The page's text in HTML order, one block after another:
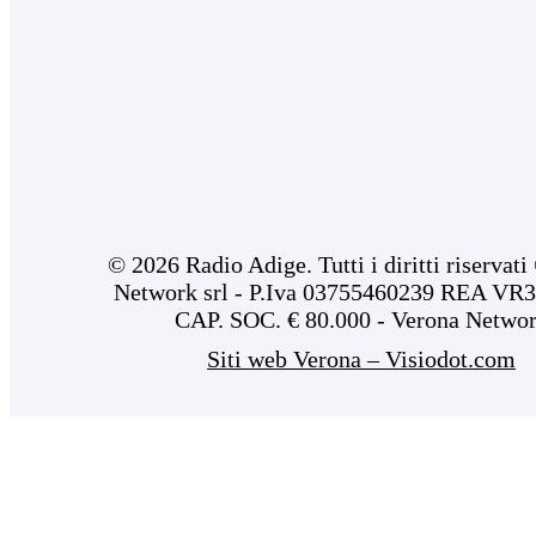
© 2026 Radio Adige. Tutti i diritti riservati
Network srl - P.Iva 03755460239 REA
CAP. SOC. € 80.000 - Verona
Siti web Verona – Visiodot.com